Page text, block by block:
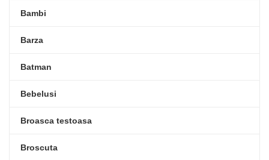
Bambi
Barza
Batman
Bebelusi
Broasca testoasa
Broscuta